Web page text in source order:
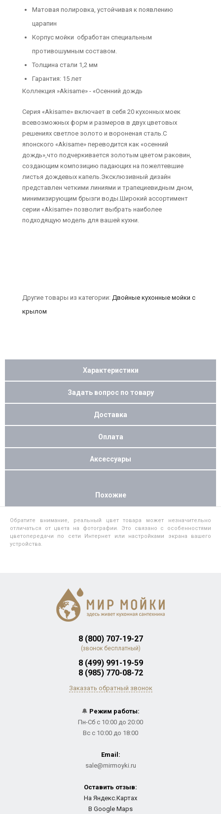
Матовая полировка, устойчивая к появлению
царапин
Корпус мойки обработан специальным
противошумным составом.
Толщина стали 1,2 мм
Гарантия: 15 лет
Коллекция »Akisame» - «Осенний дождь
Серия «Akisame» включает в себя 20 кухонных моек
всевозможных форм и размеров в двух цветовых
решениях светлое золото и вороненая сталь.С
японского «Akisame» переводится как «осенний
дождь»,что подчеркивается золотым цветом раковин,
создающим композицию падающих на пожелтевшие
листья дождевых капель.Эксклюзивный дизайн
представлен четкими линиями и трапециевидным дном,
минимизирующим брызги воды.Широкий ассортимент
серии «Akisame» позволит выбрать наиболее
подходящую модель для вашей кухни.
Другие товары из категории: Двойные кухонные мойки с
крылом
Характеристики
Задать вопрос по товару
Доставка
Оплата
Аксессуары
Похожие
Обратите внимание, реальный цвет товара может незначительно
отличаться от цвета на фотографии. Это связано с особенностями
цветопередачи по сети Интернет или настройками экрана вашего
устройства.
8 (800) 707-19-27
(звонок бесплатный)
8 (499) 991-19-59
8 (985) 770-08-72
Заказать обратный звонок
🔔 Режим работы:
Пн-Сб с 10:00 до 20:00
Вс с 10:00 до 18:00
Email:
sale@mirmoyki.ru
Оставить отзыв:
На Яндекс.Картах
В Google Maps